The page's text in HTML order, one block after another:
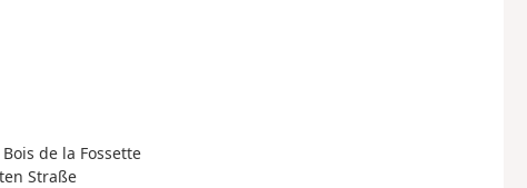
de la Fossette
Straße